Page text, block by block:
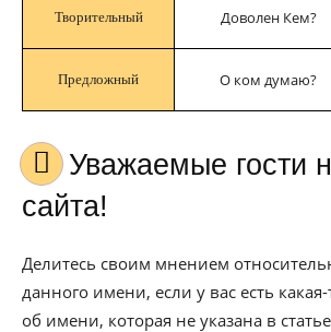
Творительный Доволен Кем?
Предложный О ком думаю?
Уважаемые гости нашего
сайта!
Делитесь своим мнением
данного имени, если у вас есть
об имени, которая не указана в